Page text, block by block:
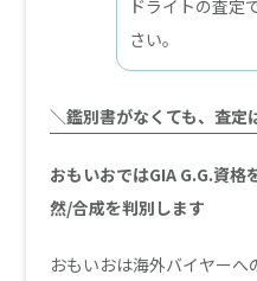
ドライトの査定
さい。
＼鑑別書がなくても、査定
おもいおではGIA G.G.資
然/合成を判別します
おもいおは海外バイヤー